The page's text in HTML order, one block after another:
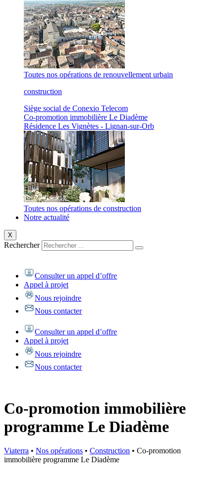
Toutes nos opérations de renouvellement urbain
construction
Siège social de Conexio Telecom
Co-promotion immobilière Le Diadème
Résidence Les Vignètes - Lignan-sur-Orb
Toutes nos opérations de construction
Notre actualité
X
Rechercher
Consulter un appel d’offre
Appel à projet
Nous rejoindre
Nous contacter
Consulter un appel d’offre
Appel à projet
Nous rejoindre
Nous contacter
Co-promotion immobilière
programme Le Diadème
Viaterra • Nos opérations • Construction • Co-promotion
immobilière programme Le Diadème